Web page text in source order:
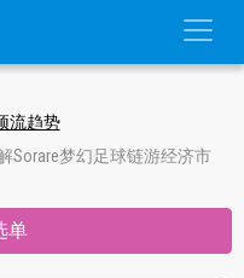
流趋势
Sorare梦幻足球链游经济市
单